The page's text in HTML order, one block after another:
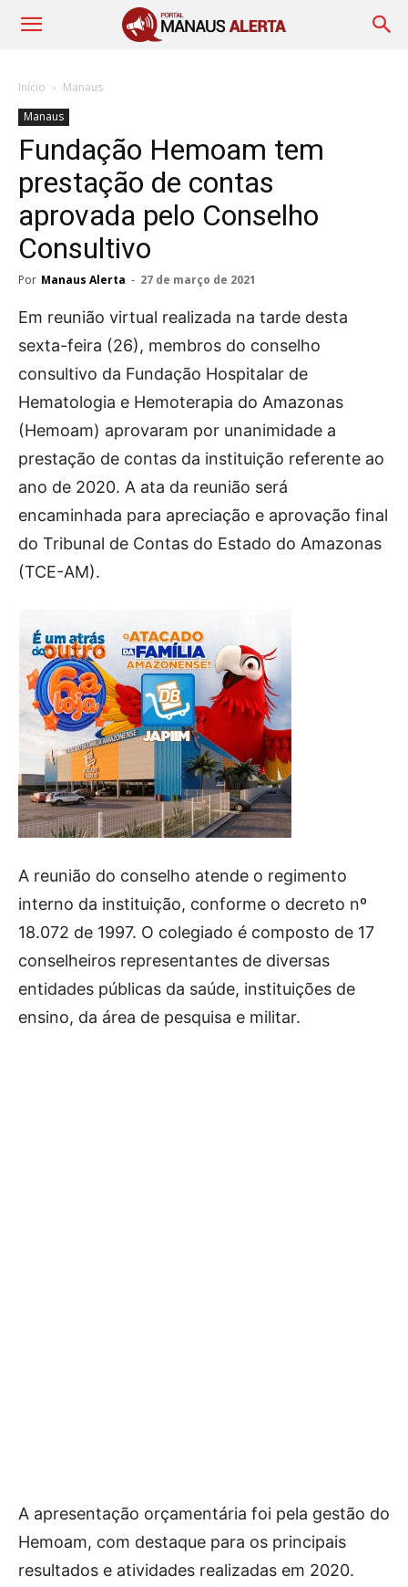
Início
Manaus
Manaus
Fundação Hemoam tem
prestação de contas
aprovada pelo Conselho
Consultivo
Por Manaus Alerta - 27 de março de 2021
Em reunião virtual realizada na tarde desta
sexta-feira (26), membros do conselho
consultivo da Fundação Hospitalar de
Hematologia e Hemoterapia do Amazonas
(Hemoam) aprovaram por unanimidade a
prestação de contas da instituição referente ao
ano de 2020. A ata da reunião será
encaminhada para apreciação e aprovação final
do Tribunal de Contas do Estado do Amazonas
(TCE-AM).
A reunião do conselho atende o regimento
interno da instituição, conforme o decreto nº
18.072 de 1997. O colegiado é composto de 17
conselheiros representantes de diversas
entidades públicas da saúde, instituições de
ensino, da área de pesquisa e militar.
A apresentação orçamentária foi pela gestão do
Hemoam, com destaque para os principais
resultados e atividades realizadas em 2020.